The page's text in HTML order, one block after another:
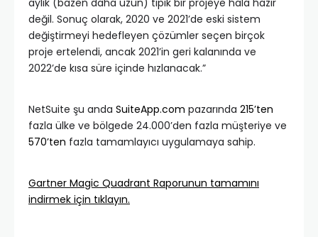
değil. Sonuç olarak, 2020 ve 2021’de eski sistem
değiştirmeyi hedefleyen çözümler seçen birçok
proje ertelendi, ancak 2021’in geri kalanında ve
2022’de kısa süre içinde hızlanacak.”
NetSuite şu anda SuiteApp.com pazarında 215’ten
fazla ülke ve bölgede 24.000’den fazla müşteriye ve
570’ten fazla tamamlayıcı uygulamaya sahip.
Gartner Magic Quadrant Raporunun tamamını
indirmek için tıklayın.